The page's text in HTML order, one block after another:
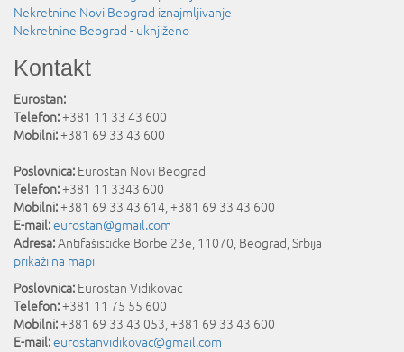
Nekretnine Novi Beograd iznajmljivanje
Nekretnine Beograd - uknjiženo
Kontakt
Eurostan:
Telefon:+381 11 33 43 600
Mobilni:+381 69 33 43 600
Poslovnica: Eurostan Novi Beograd
Telefon:+381 11 3343 600
Mobilni:+381 69 33 43 614, +381 69 33 43 600
E-mail:eurostan@gmail.com
Adresa:Antifašističke Borbe 23e, 11070, Beograd,Srbija
prikaži na mapi
Poslovnica: Eurostan Vidikovac
Telefon:+381 11 75 55 600
Mobilni:+381 69 33 43 053, +381 69 33 43 600
E-mail:eurostanvidikovac@gmail.com